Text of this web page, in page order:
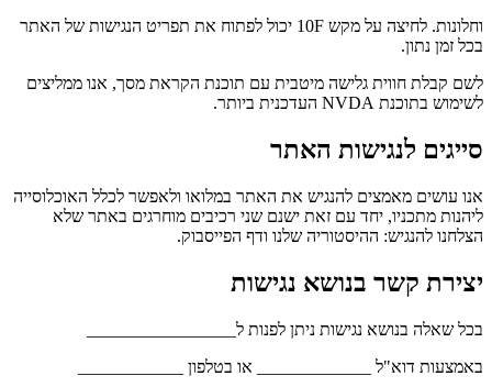
וחלונות. לחיצה על מקש 10F יכול לפתוח את תפריט הנגישות של האתר
בכל זמן נתון.
לשם קבלת חווית גלישה מיטבית עם תוכנת הקראת מסך, אנו ממליצים
לשימוש בתוכנת NVDA העדכנית ביותר.
סייגים לנגישות האתר
אנו עושים מאמצים להנגיש את האתר במלואו ולאפשר לכלל האוכלוסייה
ליהנות מתכניו, יחד עם זאת ישנם שני רכיבים מוחרגים באתר שלא
הצלחנו להנגיש: ההיסטוריה שלנו ודף הפייסבוק.
יצירת קשר בנושא נגישות
בכל שאלה בנושא נגישות ניתן לפנות ל_________________
באמצעות דוא"ל _____________ או בטלפון ____________